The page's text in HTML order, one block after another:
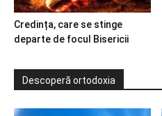
Credința, care se stinge
departe de focul Bisericii
Descoperă ortodoxia